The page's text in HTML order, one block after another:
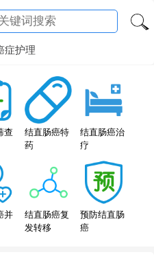
症护理
查
结直肠癌特
药
结直肠癌治
疗
并
结直肠癌复
发转移
预防结直肠
癌